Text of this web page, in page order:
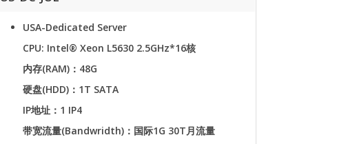
USA-Dedicated Server
CPU: Intel® Xeon L5630 2.5GHz*16核
内存(RAM)：48G
硬盘(HDD)：1T SATA
IP地址：1 IP4
带宽流量(Bandwridth)：国际1G 30T月流量